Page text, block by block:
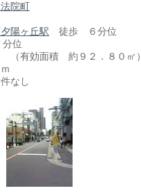
院町
陽ヶ丘駅 徒歩 ６分位
位
有効面積 約９２．８０㎡）
なし